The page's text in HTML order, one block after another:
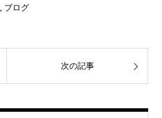
, ブログ
次の記事